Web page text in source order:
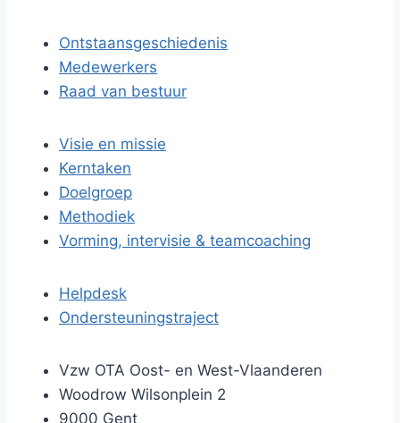
Ontstaansgeschiedenis
Medewerkers
Raad van bestuur
Visie en missie
Kerntaken
Doelgroep
Methodiek
Vorming, intervisie & teamcoaching
Helpdesk
Ondersteuningstraject
Vzw OTA Oost- en West-Vlaanderen
Woodrow Wilsonplein 2
9000 Gent